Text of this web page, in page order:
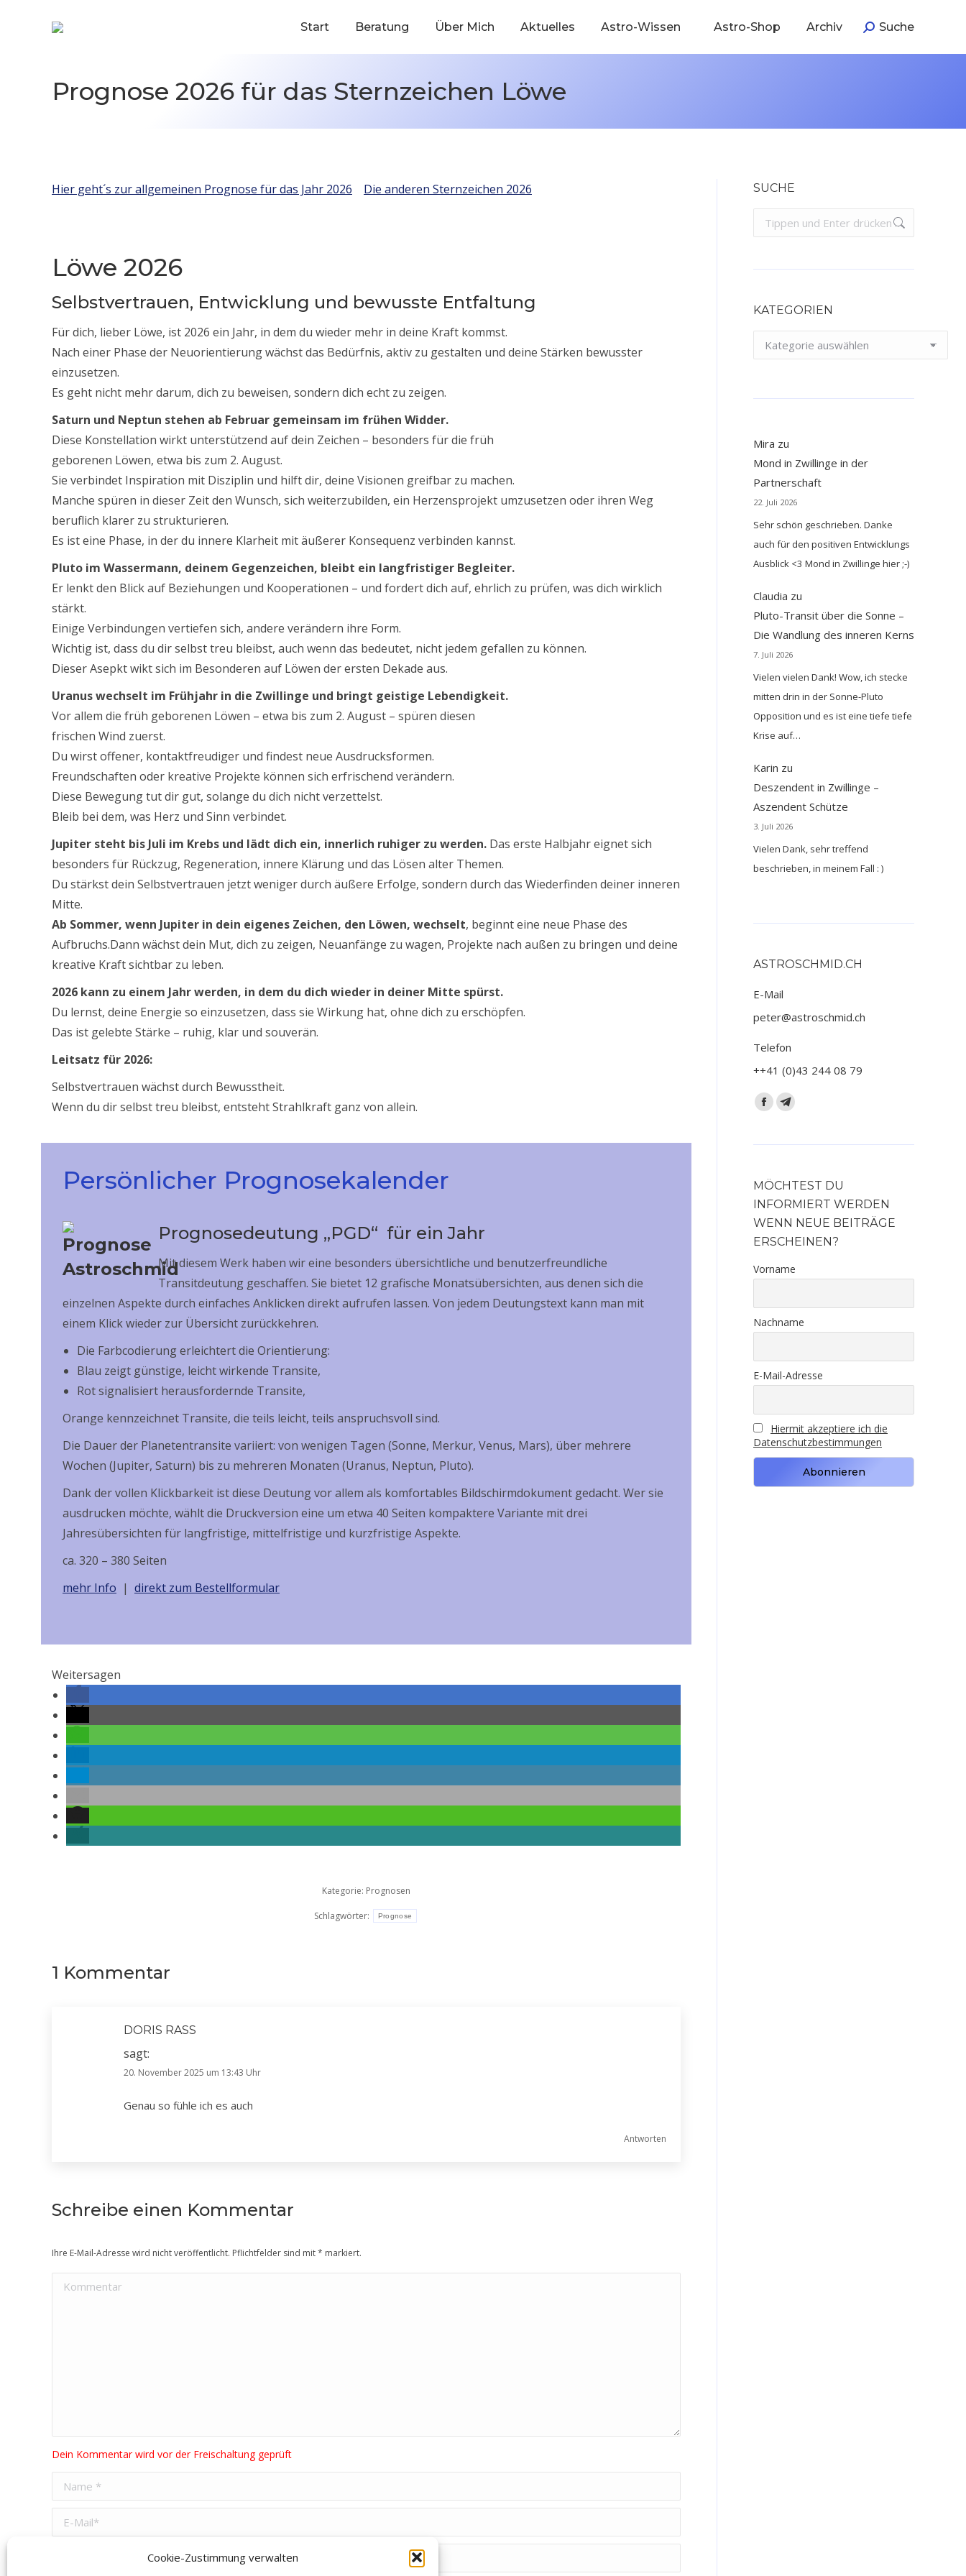
Cookie-Zustimmung verwalten
Start Beratung Über Mich Aktuelles Astro-Wissen Astro-Shop Archiv Search:
Suche
Prognose 2026 für das Sternzeichen Löwe
Hier geht´s zur allgemeinen Prognose für das Jahr 2026 Die anderen Sternzeichen 2026
Löwe 2026
Selbstvertrauen, Entwicklung und bewusste Entfaltung
Für dich, lieber Löwe, ist 2026 ein Jahr, in dem du wieder mehr in deine Kraft kommst.
Nach einer Phase der Neuorientierung wächst das Bedürfnis, aktiv zu gestalten und deine Stärken bewusster
einzusetzen.
Es geht nicht mehr darum, dich zu beweisen, sondern dich echt zu zeigen.
Saturn und Neptun stehen ab Februar gemeinsam im frühen Widder.
Diese Konstellation wirkt unterstützend auf dein Zeichen – besonders für die früh
geborenen Löwen, etwa bis zum 2. August.
Sie verbindet Inspiration mit Disziplin und hilft dir, deine Visionen greifbar zu machen.
Manche spüren in dieser Zeit den Wunsch, sich weiterzubilden, ein Herzensprojekt umzusetzen oder ihren Weg
beruflich klarer zu strukturieren.
Es ist eine Phase, in der du innere Klarheit mit äußerer Konsequenz verbinden kannst.
Pluto im Wassermann, deinem Gegenzeichen, bleibt ein langfristiger Begleiter.
Er lenkt den Blick auf Beziehungen und Kooperationen – und fordert dich auf, ehrlich zu prüfen, was dich wirklich
stärkt.
Einige Verbindungen vertiefen sich, andere verändern ihre Form.
Wichtig ist, dass du dir selbst treu bleibst, auch wenn das bedeutet, nicht jedem gefallen zu können.
Dieser Asepkt wikt sich im Besonderen auf Löwen der ersten Dekade aus.
Uranus wechselt im Frühjahr in die Zwillinge und bringt geistige Lebendigkeit.
Vor allem die früh geborenen Löwen – etwa bis zum 2. August – spüren diesen
frischen Wind zuerst.
Du wirst offener, kontaktfreudiger und findest neue Ausdrucksformen.
Freundschaften oder kreative Projekte können sich erfrischend verändern.
Diese Bewegung tut dir gut, solange du dich nicht verzettelst.
Bleib bei dem, was Herz und Sinn verbindet.
Jupiter steht bis Juli im Krebs und lädt dich ein, innerlich ruhiger zu werden. Das erste Halbjahr eignet sich
besonders für Rückzug, Regeneration, innere Klärung und das Lösen alter Themen.
Du stärkst dein Selbstvertrauen jetzt weniger durch äußere Erfolge, sondern durch das Wiederfinden deiner inneren
Mitte.
Ab Sommer, wenn Jupiter in dein eigenes Zeichen, den Löwen, wechselt, beginnt eine neue Phase des
Aufbruchs.Dann wächst dein Mut, dich zu zeigen, Neuanfänge zu wagen, Projekte nach außen zu bringen und deine
kreative Kraft sichtbar zu leben.
2026 kann zu einem Jahr werden, in dem du dich wieder in deiner Mitte spürst.
Du lernst, deine Energie so einzusetzen, dass sie Wirkung hat, ohne dich zu erschöpfen.
Das ist gelebte Stärke – ruhig, klar und souverän.
Leitsatz für 2026:
Selbstvertrauen wächst durch Bewusstheit.
Wenn du dir selbst treu bleibst, entsteht Strahlkraft ganz von allein.
Persönlicher Prognosekalender
Prognosedeutung „PGD“ für ein Jahr
Mit diesem Werk haben wir eine besonders übersichtliche und benutzerfreundliche
Transitdeutung geschaffen. Sie bietet 12 grafische Monatsübersichten, aus denen sich die
einzelnen Aspekte durch einfaches Anklicken direkt aufrufen lassen. Von jedem Deutungstext kann man mit
einem Klick wieder zur Übersicht zurückkehren.
Die Farbcodierung erleichtert die Orientierung:
Blau zeigt günstige, leicht wirkende Transite,
Rot signalisiert herausfordernde Transite,
Orange kennzeichnet Transite, die teils leicht, teils anspruchsvoll sind.
Die Dauer der Planetentransite variiert: von wenigen Tagen (Sonne, Merkur, Venus, Mars), über mehrere
Wochen (Jupiter, Saturn) bis zu mehreren Monaten (Uranus, Neptun, Pluto).
Dank der vollen Klickbarkeit ist diese Deutung vor allem als komfortables Bildschirmdokument gedacht. Wer sie
ausdrucken möchte, wählt die Druckversion eine um etwa 40 Seiten kompaktere Variante mit drei
Jahresübersichten für langfristige, mittelfristige und kurzfristige Aspekte.
ca. 320 – 380 Seiten
mehr Info | direkt zum Bestellformular
Weitersagen
Kategorie: Prognosen
Schlagwörter: Prognose
1 Kommentar
DORIS RASS
sagt:
20. November 2025 um 13:43 Uhr
Genau so fühle ich es auch
Antworten
Schreibe einen Kommentar
Ihre E-Mail-Adresse wird nicht veröffentlicht. Pflichtfelder sind mit* markiert.
Kommentar
Name *
E-Mail *
SUCHE
Search:
KATEGORIEN
Kategorien
Mira zu
Mond in Zwillinge in der
Partnerschaft
22. Juli 2026
Sehr schön geschrieben. Danke
auch für den positiven Entwicklungs
Ausblick <3 Mond in Zwillinge hier ;-)
Claudia zu
Pluto-Transit über die Sonne –
Die Wandlung des inneren Kerns
7. Juli 2026
Vielen vielen Dank! Wow, ich stecke
mitten drin in der Sonne-Pluto
Opposition und es ist eine tiefe tiefe
Krise auf…
Karin zu
Deszendent in Zwillinge –
Aszendent Schütze
3. Juli 2026
Vielen Dank, sehr treffend
beschrieben, in meinem Fall : )
ASTROSCHMID.CH
E-Mail
peter@astroschmid.ch
Telefon
++41 (0)43 244 08 79
Finden Sie uns auf:
Facebook
opens
new
window
Telegram
opens
new
window
MÖCHTEST DU
INFORMIERT WERDEN
WENN NEUE BEITRÄGE
ERSCHEINEN?
Vorname
Nachname
E-Mail-Adresse
Hiermit akzeptiere ich die
Datenschutzbestimmungen